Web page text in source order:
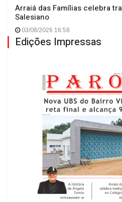
Arraiá das Famílias celebra
Salesiano
03/08/2026 16:58
Edições Impressas